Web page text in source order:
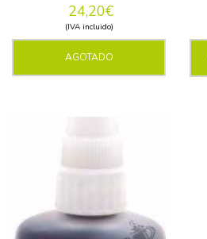
24,20€
(IVA incluido)
AGOTADO